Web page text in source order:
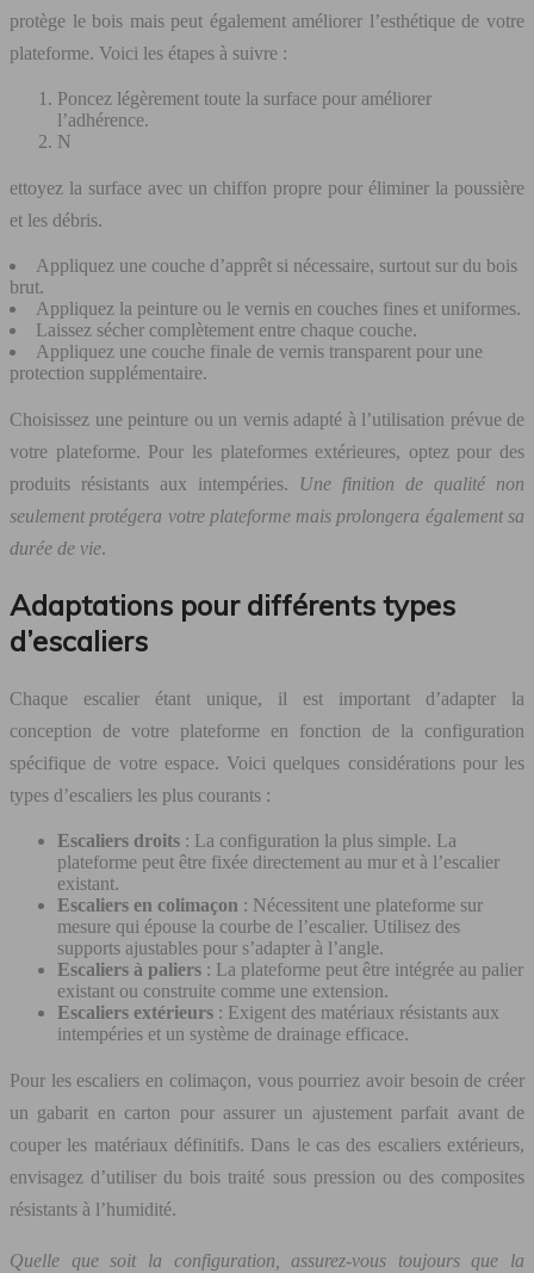
protège le bois mais peut également améliorer l’esthétique de votre
plateforme. Voici les étapes à suivre :
Poncez légèrement toute la surface pour améliorer
l’adhérence.
N
ettoyez la surface avec un chiffon propre pour éliminer la poussière
et les débris.
Appliquez une couche d’apprêt si nécessaire, surtout sur du bois
brut.
Appliquez la peinture ou le vernis en couches fines et uniformes.
Laissez sécher complètement entre chaque couche.
Appliquez une couche finale de vernis transparent pour une
protection supplémentaire.
Choisissez une peinture ou un vernis adapté à l’utilisation prévue de
votre plateforme. Pour les plateformes extérieures, optez pour des
produits résistants aux intempéries. Une finition de qualité non
seulement protégera votre plateforme mais prolongera également sa
durée de vie.
Adaptations pour différents types
d’escaliers
Chaque escalier étant unique, il est important d’adapter la
conception de votre plateforme en fonction de la configuration
spécifique de votre espace. Voici quelques considérations pour les
types d’escaliers les plus courants :
Escaliers droits : La configuration la plus simple. La
plateforme peut être fixée directement au mur et à l’escalier
existant.
Escaliers en colimaçon : Nécessitent une plateforme sur
mesure qui épouse la courbe de l’escalier. Utilisez des
supports ajustables pour s’adapter à l’angle.
Escaliers à paliers : La plateforme peut être intégrée au palier
existant ou construite comme une extension.
Escaliers extérieurs : Exigent des matériaux résistants aux
intempéries et un système de drainage efficace.
Pour les escaliers en colimaçon, vous pourriez avoir besoin de créer
un gabarit en carton pour assurer un ajustement parfait avant de
couper les matériaux définitifs. Dans le cas des escaliers extérieurs,
envisagez d’utiliser du bois traité sous pression ou des composites
résistants à l’humidité.
Quelle que soit la configuration, assurez-vous toujours que la